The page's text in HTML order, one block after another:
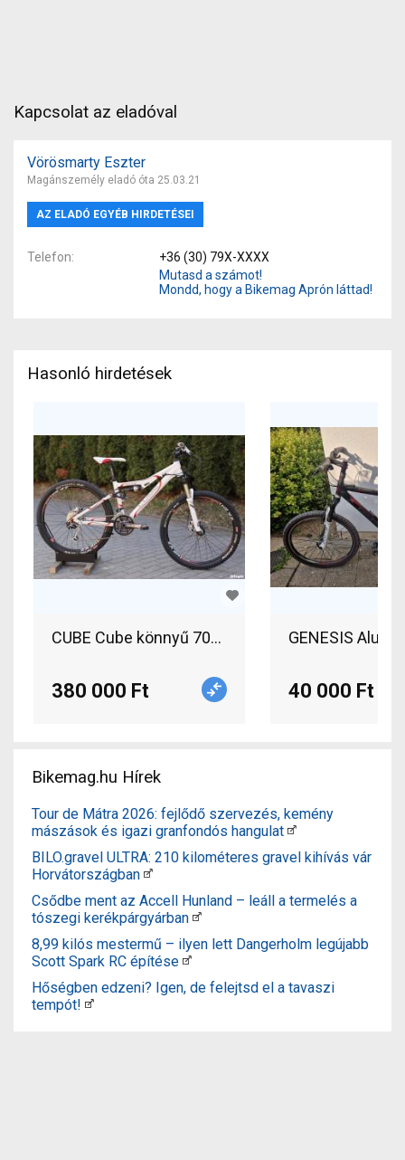
Kapcsolat az eladóval
Vörösmarty Eszter
Magánszemély eladó óta 25.03.21
AZ ELADÓ EGYÉB HIRDETÉSEI
Telefon
+36 (30) 79X-XXXX
Mutasd a számot!
Mondd, hogy a Bikemag Aprón láttad!
Hasonló hirdetések
CUBE Cube könnyű 7005 alu váz Enduro /
380 000 Ft
GENESIS Alu
40 000 Ft
Bikemag.hu Hírek
Tour de Mátra 2026: fejlődő szervezés, kemény
mászások és igazi granfondós hangulat
BILO.gravel ULTRA: 210 kilométeres gravel kihívás vár
Horvátországban
Csődbe ment az Accell Hunland – leáll a termelés a
tószegi kerékpárgyárban
8,99 kilós mestermű – ilyen lett Dangerholm legújabb
Scott Spark RC építése
Hőségben edzeni? Igen, de felejtsd el a tavaszi
tempót!